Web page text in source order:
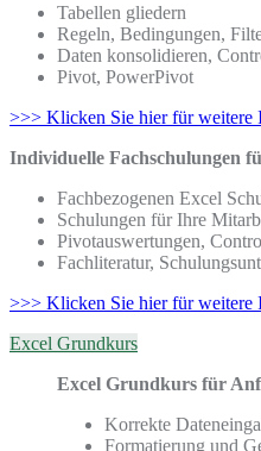
Tabellen gliedern
Regeln, Bedingungen,
Daten konsolidieren,
Pivot, PowerPivot
>>> Klicken Sie hier für weitere
Individuelle Fachschulungen
Fachbezogenen Excel
Schulungen für Ihre
Pivotauswertungen,
Fachliteratur,
>>> Klicken Sie hier für weitere
Excel Grundkurs
Excel Grundkurs für
Korrekte
Formatierung und